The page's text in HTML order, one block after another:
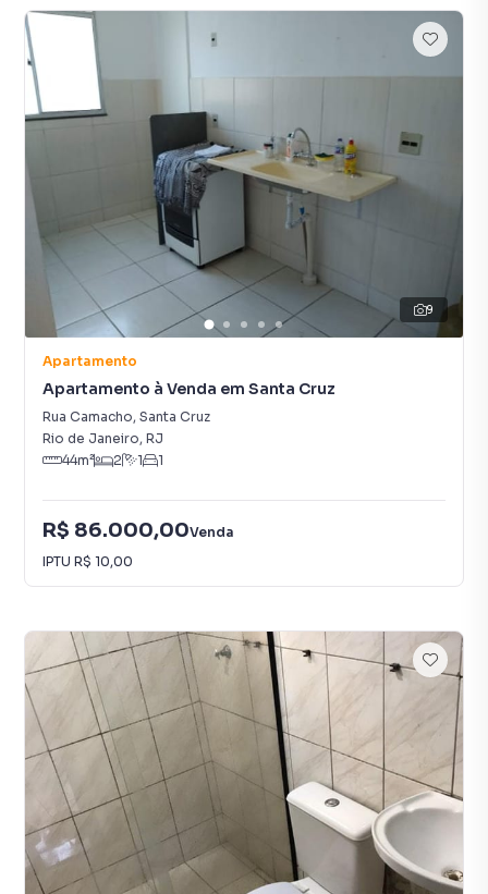
9
Apartamento
Apartamento à Venda em Santa Cruz
Rua Camacho, Santa Cruz
Rio de Janeiro, RJ
44m² 2 1 1
R$ 86.000,00Venda
IPTU R$ 10,00